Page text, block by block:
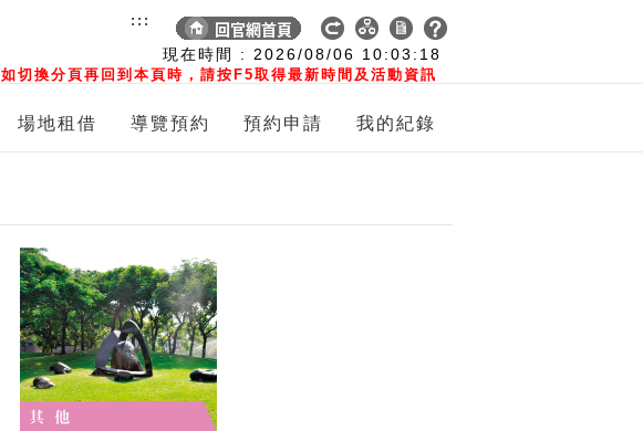
現在時間 : 2026/08/06 10:03:19
如切換分頁再回到本頁時，請按F5取得最新時間及活動資訊
:::
場地租借 導覽預約 預約申請 我的紀錄